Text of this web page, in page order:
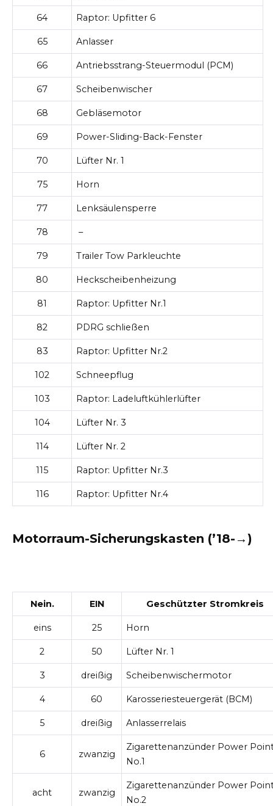
64 Raptor: Upfitter 6
65 Anlasser
66 Antriebsstrang-Steuermodul (PCM)
67 Scheibenwischer
68 Gebläsemotor
69 Power-Sliding-Back-Fenster
70 Lüfter Nr. 1
75 Horn
77 Lenksäulensperre
78 –
79 Trailer Tow Parkleuchte
80 Heckscheibenheizung
81 Raptor: Upfitter Nr.1
82 PDRG schließen
83 Raptor: Upfitter Nr.2
102 Schneepflug
103 Raptor: Ladeluftkühlerlüfter
104 Lüfter Nr. 3
114 Lüfter Nr. 2
115 Raptor: Upfitter Nr.3
116 Raptor: Upfitter Nr.4
Motorraum-Sicherungskasten (’18-→)
Nein. EIN Geschützter Stromkreis
eins 25 Horn
2 50 Lüfter Nr. 1
3 dreißig Scheibenwischermotor
4 60 Karosseriesteuergerät (BCM)
5 dreißig Anlasserrelais
6 zwanzig
Zigarettenanzünder Power
No.1
acht zwanzig
Zigarettenanzünder Power
No.2